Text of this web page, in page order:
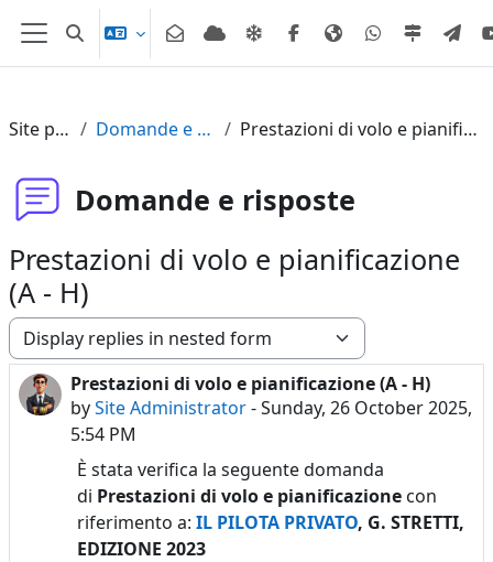
Skip to main content
Side panel
Toggle search input
Site pages Domande e risposte Prestazioni di volo e pianificazione (A - H)
Domande e risposte
Prestazioni di volo e pianificazione
(A - H)
Display mode
Prestazioni di volo e pianificazione (A - H)
bySite Administrator-Sunday, 26 October 2025,
5:54 PM
Number of replies: 0
È stata verifica la seguente domanda
di Prestazioni di volo e pianificazione con
riferimento a: IL PILOTA PRIVATO, G. STRETTI,
EDIZIONE 2023